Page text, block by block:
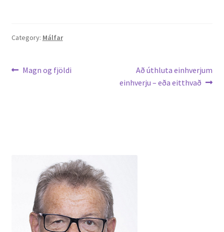
Category: Málfar
Leiðarkerfi
Previous
Magn og fjöldi
Next
post:
Að úthluta einhverjum
einhverju – eða eitthvað